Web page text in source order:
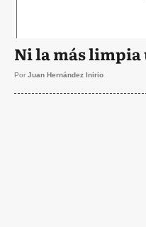
Ni la más
Por Juan Hernández Inirio